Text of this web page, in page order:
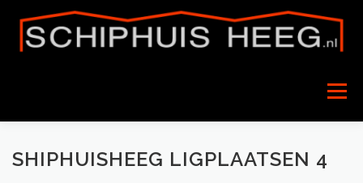
inhoud
springen
Menu
HOME SCHIPHUIS TARIEVEN
SHIPHUISHEEG LIGPLAATSEN 4